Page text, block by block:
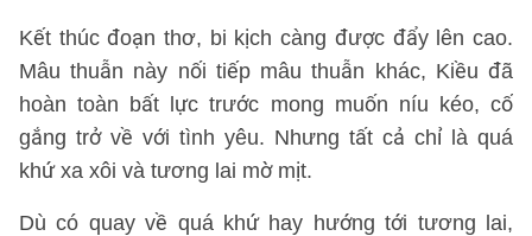
Kết thúc đoạn thơ, bi kịch càng được đẩy lên cao.
Mâu thuẫn này nối tiếp mâu thuẫn khác, Kiều đã
hoàn toàn bất lực trước mong muốn níu kéo, cố
gắng trở về với tình yêu. Nhưng tất cả chỉ là quá
khứ xa xôi và tương lai mờ mịt.
Dù có quay về quá khứ hay hướng tới tương lai,